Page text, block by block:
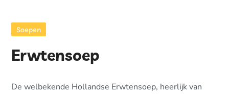
Soepen
Erwtensoep
De welbekende Hollandse Erwtensoep, heerlijk van